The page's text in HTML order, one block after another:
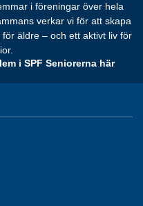
i föreningar över hela
verkar vi för att skapa
för äldre – och ett aktivt liv för
i SPF Seniorerna här